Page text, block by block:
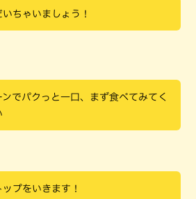
いちゃいましょう！
ンでパクっと一口、まず食べてみてく
プをいきます！